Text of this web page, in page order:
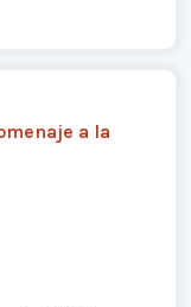
a la